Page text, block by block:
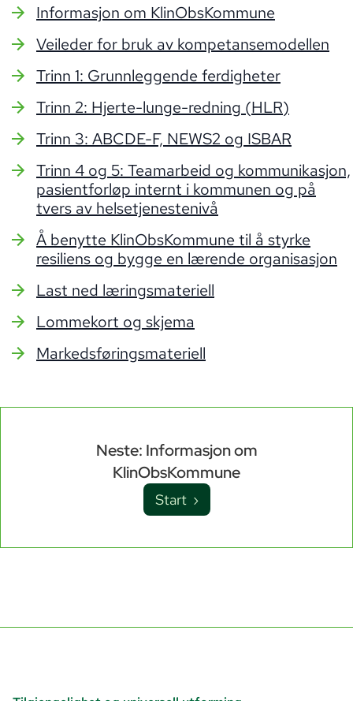
Informasjon om KlinObsKommune
Veileder for bruk av kompetansemodellen
Trinn 1: Grunnleggende ferdigheter
Trinn 2: Hjerte-lunge-redning (HLR)
Trinn 3: ABCDE-F, NEWS2 og ISBAR
Trinn 4 og 5: Teamarbeid og kommunikasjon,
pasientforløp internt i kommunen og på
tvers av helsetjenestenivå
Å benytte KlinObsKommune til å styrke
resiliens og bygge en lærende organisasjon
Last ned læringsmateriell
Lommekort og skjema
Markedsføringsmateriell
Neste: Informasjon om
KlinObsKommune
Start ›